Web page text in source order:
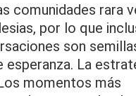
comunidades rara
por lo que
son
esperanza. La
momentos más